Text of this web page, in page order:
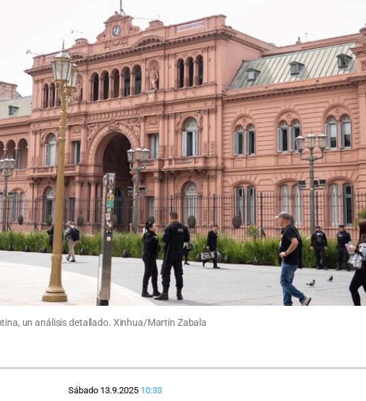
un análisis detallado. Xinhua/Martín Zabala
Sábado 13.9.2025 10:33